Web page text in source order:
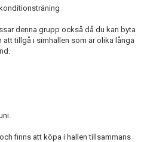
denna grupp också då du kan byta
tillgå i simhallen som är olika långa
finns att köpa i hallen tillsammans